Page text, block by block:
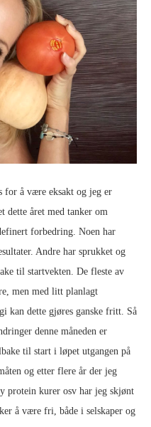
for å være eksakt og jeg er
dette året med tanker om
forbedring. Noen har
Andre har sprukket og
til startvekten. De fleste av
men med litt planlagt
kan dette gjøres ganske fritt. Så
denne måneden er
til start i løpet utgangen på
og etter flere år der jeg
protein kurer osv har jeg skjønt
å være fri, både i selskaper og